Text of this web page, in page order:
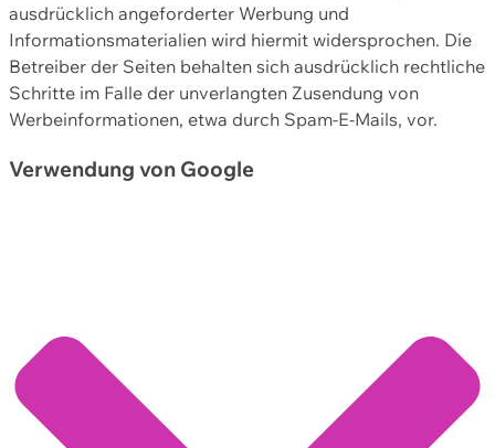
ausdrücklich angeforderter Werbung und
Informationsmaterialien wird hiermit widersprochen. Die
Betreiber der Seiten behalten sich ausdrücklich rechtliche
Schritte im Falle der unverlangten Zusendung von
Werbeinformationen, etwa durch Spam-E-Mails, vor.
Verwendung von Google